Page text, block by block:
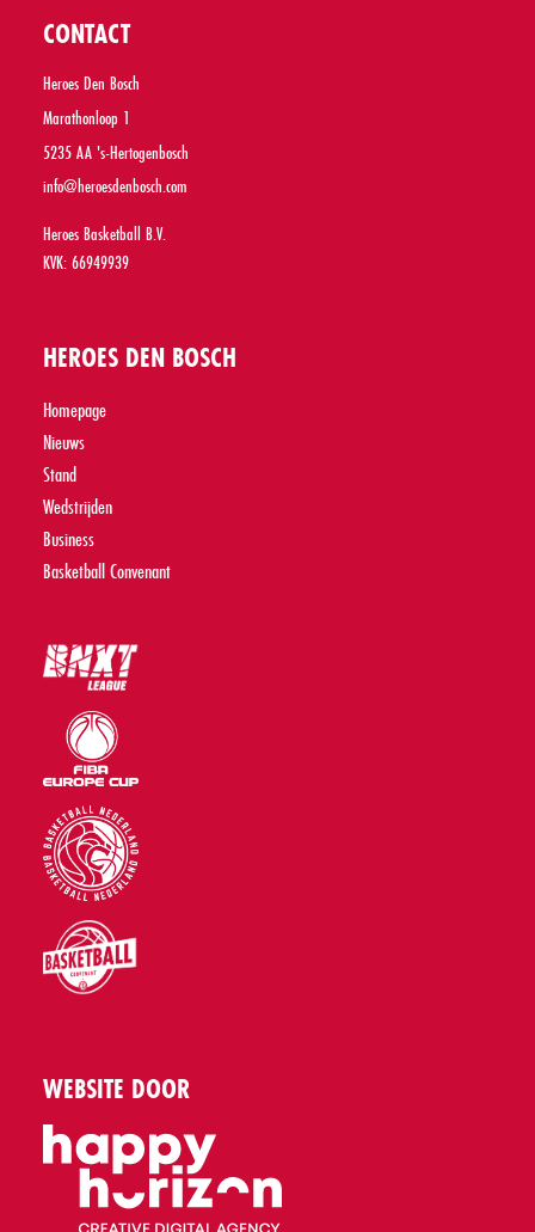
CONTACT
Heroes Den Bosch
Marathonloop 1
5235 AA 's-Hertogenbosch
info@heroesdenbosch.com
Heroes Basketball B.V.
KVK: 66949939
HEROES DEN BOSCH
Homepage
Nieuws
Stand
Wedstrijden
Business
Basketball Convenant
WEBSITE DOOR